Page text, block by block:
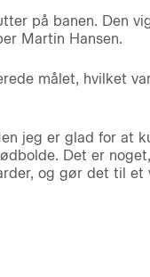
på banen. Den
Martin Hansen.
målet, hvilket
jeg er glad for at
Det er
og gør det til et